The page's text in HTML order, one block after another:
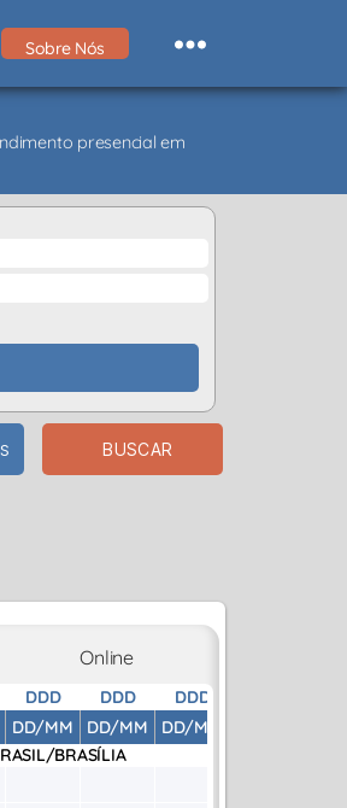
Sobre Nós
presencial em
BUSCAR
Online
DDD
DD/MM
DDD
DD/MM
DDD
DD/MM
BRASÍLIA